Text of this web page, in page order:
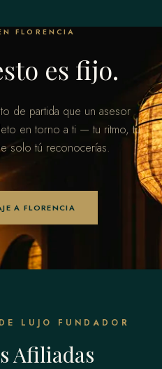
FLORENCIA
es fijo.
de partida que un asesor
en torno a ti — tu ritmo, tu
solo tú reconocerías.
A FLORENCIA
LUJO FUNDADOR
Afiliadas